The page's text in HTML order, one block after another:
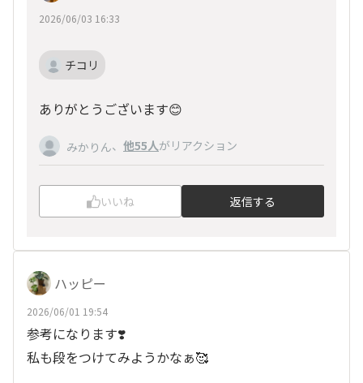
2026/06/03 16:33
チコリ
ありがとうございます😊
みかりん、 他55人がリアクション
いいね 返信する
ハッピー
2026/06/01 19:54
参考になります❣️
私も段をつけてみようかなぁ🥰